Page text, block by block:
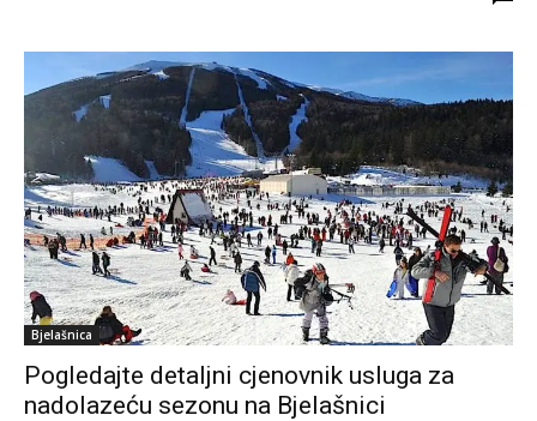
Bjelašnica
Pogledajte detaljni cjenovnik usluga za
nadolazeću sezonu na Bjelašnici